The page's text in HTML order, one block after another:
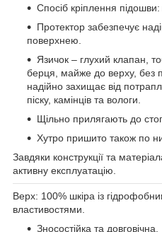
Спосіб кріплення
Протектор забезпечує
поверхнею.
Язичок – глухий клапан,
берця, майже до верху, без
надійно захищає від
піску, камінців та вологи.
Щільно прилягають до
Хутро пришито також по
Завдяки конструкції та
активну експлуатацію.
Верх: 100% шкіра із
властивостями.
Зносостійка та довговічна.